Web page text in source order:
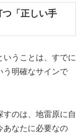
「正しい手
いうことは、すでに
う明確なサインで
すのは、地雷原に自
あなたに必要なの